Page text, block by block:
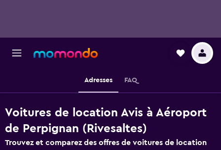
Adresses FAQ
Voitures de location Avis à Aéroport
de Perpignan (Rivesaltes)
Trouvez et comparez des offres de voitures de location